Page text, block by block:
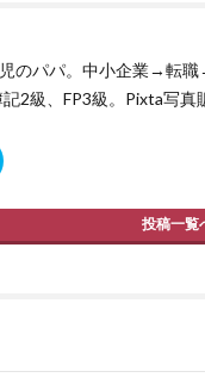
のパパ。中小企業→転
2級、FP3級。Pixta写真
投稿一覧